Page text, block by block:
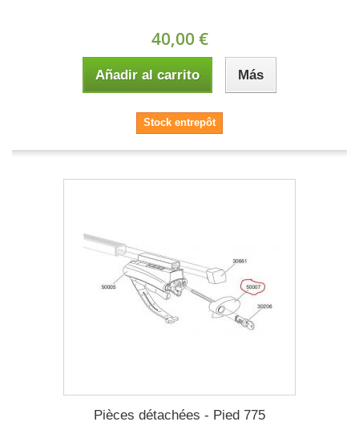
40,00 €
Añadir al carrito Más
Stock entrepôt
Pièces détachées - Pied 775